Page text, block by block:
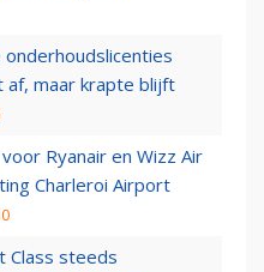
af, maar krapte blijft
Ryanair en Wizz Air
Charleroi Airport
Class steeds